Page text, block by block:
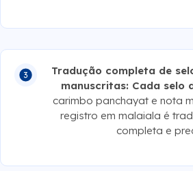
Tradução completa de
manuscritas: Cada selo
carimbo panchayat e nota
registro em malaiala é
completa e